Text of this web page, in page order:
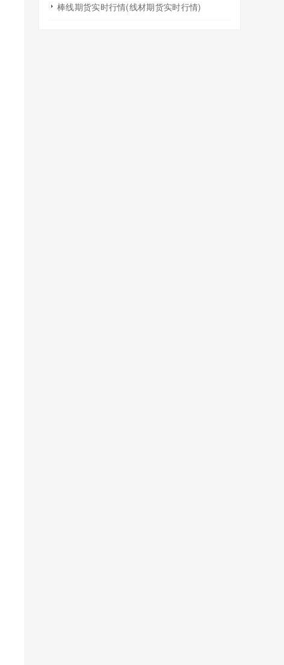
棒线期货实时行情(线材期货实时行情)